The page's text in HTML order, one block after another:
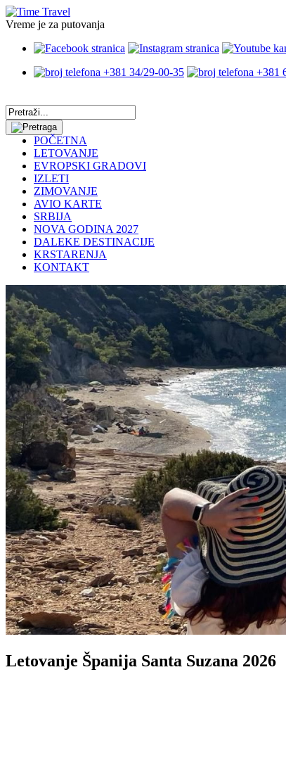
Vreme je za putovanja
+381 34/29-00-35 +381
POČETNA
LETOVANJE
EVROPSKI GRADOVI
IZLETI
ZIMOVANJE
AVIO KARTE
SRBIJA
NOVA GODINA 2027
DALEKE DESTINACIJE
KRSTARENJA
KONTAKT
Letovanje Španija Santa Suzana 2026